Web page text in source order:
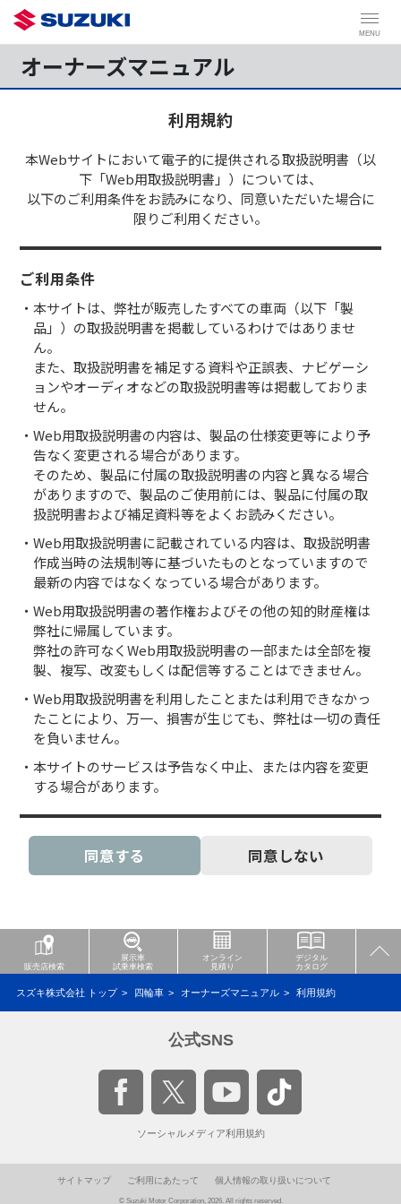
MENU
オーナーズマニュアル
利用規約
本Webサイトにおいて電子的に提供される取扱説明書（以
下「Web用取扱説明書」）については、
以下のご利用条件をお読みになり、同意いただいた場合に
限りご利用ください。
ご利用条件
・本サイトは、弊社が販売したすべての車両（以下「製
品」）の取扱説明書を掲載しているわけではありませ
ん。
また、取扱説明書を補足する資料や正誤表、ナビゲーシ
ョンやオーディオなどの取扱説明書等は掲載しておりま
せん。
・Web用取扱説明書の内容は、製品の仕様変更等により予
告なく変更される場合があります。
そのため、製品に付属の取扱説明書の内容と異なる場合
がありますので、製品のご使用前には、製品に付属の取
扱説明書および補足資料等をよくお読みください。
・Web用取扱説明書に記載されている内容は、取扱説明書
作成当時の法規制等に基づいたものとなっていますので
最新の内容ではなくなっている場合があります。
・Web用取扱説明書の著作権およびその他の知的財産権は
弊社に帰属しています。
弊社の許可なくWeb用取扱説明書の一部または全部を複
製、複写、改変もしくは配信等することはできません。
・Web用取扱説明書を利用したことまたは利用できなかっ
たことにより、万一、損害が生じても、弊社は一切の責任
を負いません。
・本サイトのサービスは予告なく中止、または内容を変更
する場合があります。
同意する 同意しない
販売店検索
展示車
試乗車検索
オンライン
見積り
デジタル
カタログ
スズキ株式会社 トップ 四輪車 オーナーズマニュアル 利用規約
公式SNS
ソーシャルメディア利用規約
サイトマップ ご利用にあたって 個人情報の取り扱いについて
© Suzuki Motor Corporation, 2026. All rights reserved.